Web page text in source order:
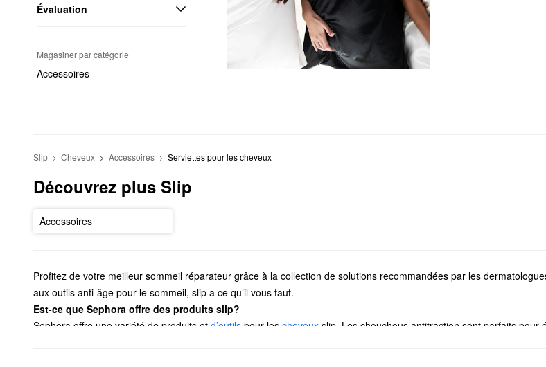
Évaluation
Magasiner par catégorie
Accessoires
Slip Cheveux Accessoires Serviettes pour les cheveux
Découvrez plus Slip
Accessoires
Profitez de votre meilleur sommeil réparateur grâce à la collection de solutions recommandées par les
aux outils anti-âge pour le sommeil, slip a ce qu’il vous faut.
Est-ce que Sephora offre des produits slip?
Sephora offre une variété de produits et d’outils pour les cheveux slip. Les chouchous antitraction sont parfaits pour